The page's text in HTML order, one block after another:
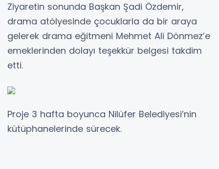
Ziyaretin sonunda Başkan Şadi Özdemir,
drama atölyesinde çocuklarla da bir araya
gelerek drama eğitmeni Mehmet Ali Dönmez’e
emeklerinden dolayı teşekkür belgesi takdim
etti.
Proje 3 hafta boyunca Nilüfer Belediyesi’nin
kütüphanelerinde sürecek.